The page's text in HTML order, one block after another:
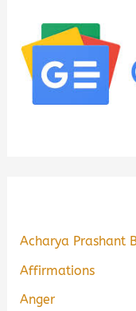
Acharya Prashant
Affirmations
Anger